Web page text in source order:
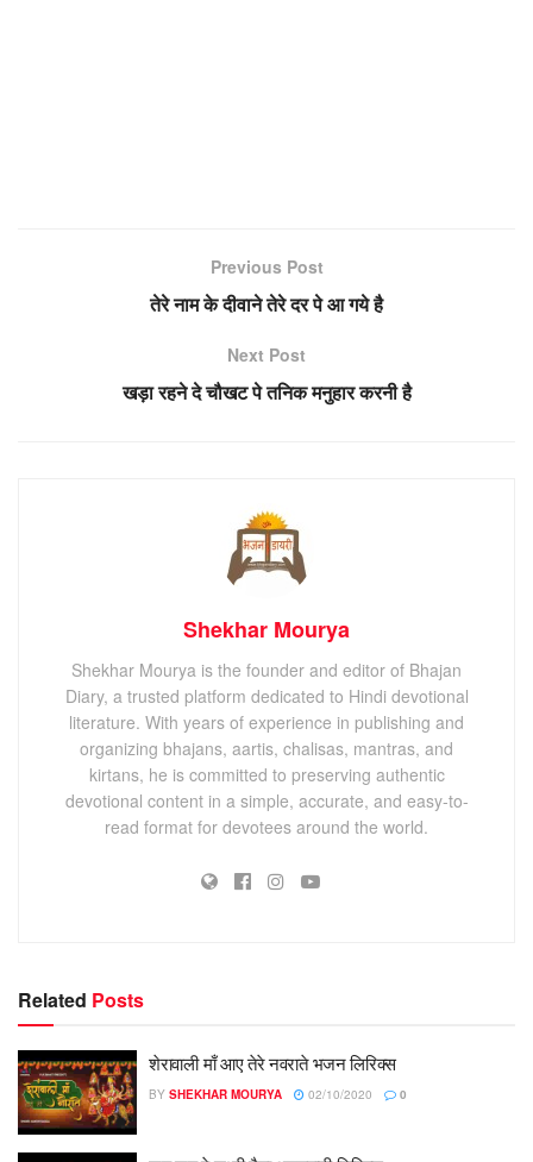
Previous Post
तेरे नाम के दीवाने तेरे दर पे आ गये है
Next Post
खड़ा रहने दे चौखट पे तनिक मनुहार करनी है
Shekhar Mourya
Shekhar Mourya is the founder and editor of Bhajan
Diary, a trusted platform dedicated to Hindi devotional
literature. With years of experience in publishing and
organizing bhajans, aartis, chalisas, mantras, and
kirtans, he is committed to preserving authentic
devotional content in a simple, accurate, and easy-to-
read format for devotees around the world.
Related Posts
शेरावाली माँ आए तेरे नवराते भजन लिरिक्स
BY SHEKHAR MOURYA 02/10/2020 0